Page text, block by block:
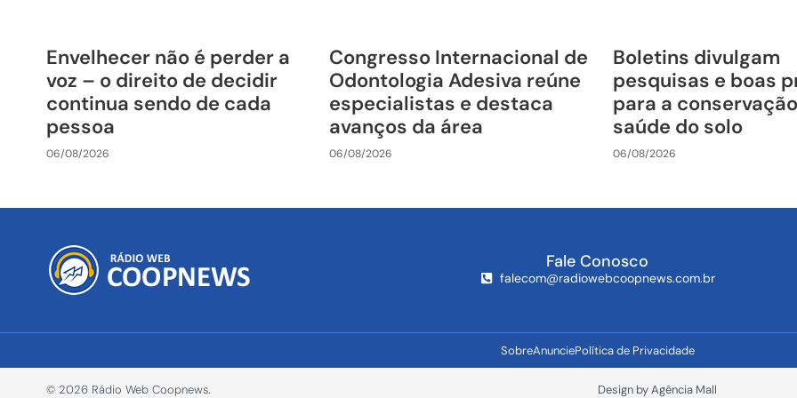
Envelhecer não é perder a
voz – o direito de decidir
continua sendo de cada
pessoa
06/08/2026
Congresso Internacional de
Odontologia Adesiva reúne
especialistas e destaca
avanços da área
06/08/2026
Boletins divulgam
pesquisas e boas
para a
saúde do solo
06/08/2026
Fale Conosco
falecom@radiowebcoopnews.com.br
SobreAnunciePolítica de Privacidade
© 2026 Rádio Web Coopnews. Design by Agência Mall